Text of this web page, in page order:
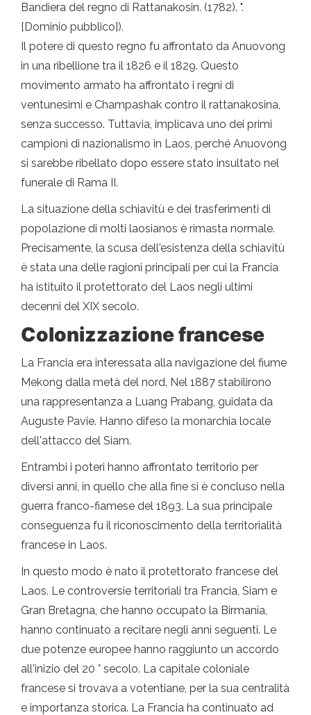
Bandiera del regno di Rattanakosin. (1782). ".
[Dominio pubblico]).
Il potere di questo regno fu affrontato da Anuovong
in una ribellione tra il 1826 e il 1829. Questo
movimento armato ha affrontato i regni di
ventunesimi e Champashak contro il rattanakosina,
senza successo. Tuttavia, implicava uno dei primi
campioni di nazionalismo in Laos, perché Anuovong
si sarebbe ribellato dopo essere stato insultato nel
funerale di Rama II.
La situazione della schiavitù e dei trasferimenti di
popolazione di molti laosianos è rimasta normale.
Precisamente, la scusa dell'esistenza della schiavitù
è stata una delle ragioni principali per cui la Francia
ha istituito il protettorato del Laos negli ultimi
decenni del XIX secolo.
Colonizzazione francese
La Francia era interessata alla navigazione del fiume
Mekong dalla metà del nord. Nel 1887 stabilirono
una rappresentanza a Luang Prabang, guidata da
Auguste Pavie. Hanno difeso la monarchia locale
dell'attacco del Siam.
Entrambi i poteri hanno affrontato territorio per
diversi anni, in quello che alla fine si è concluso nella
guerra franco-fiamese del 1893. La sua principale
conseguenza fu il riconoscimento della territorialità
francese in Laos.
In questo modo è nato il protettorato francese del
Laos. Le controversie territoriali tra Francia, Siam e
Gran Bretagna, che hanno occupato la Birmania,
hanno continuato a recitare negli anni seguenti. Le
due potenze europee hanno raggiunto un accordo
all'inizio del 20 ° secolo. La capitale coloniale
francese si trovava a votentiane, per la sua centralità
e importanza storica. La Francia ha continuato ad